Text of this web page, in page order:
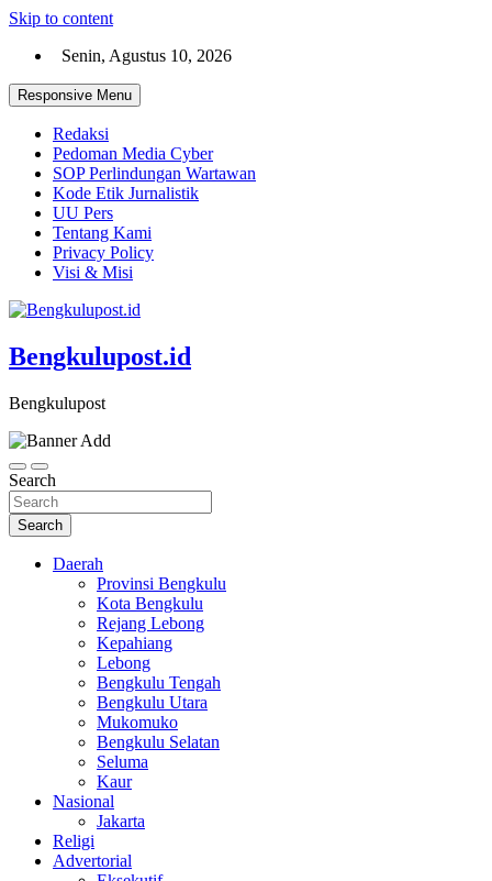
Skip to content
Senin, Agustus 10, 2026
Responsive Menu
Redaksi
Pedoman Media Cyber
SOP Perlindungan Wartawan
Kode Etik Jurnalistik
UU Pers
Tentang Kami
Privacy Policy
Visi & Misi
Bengkulupost.id
Bengkulupost
Search
Search
Daerah
Provinsi Bengkulu
Kota Bengkulu
Rejang Lebong
Kepahiang
Lebong
Bengkulu Tengah
Bengkulu Utara
Mukomuko
Bengkulu Selatan
Seluma
Kaur
Nasional
Jakarta
Religi
Advertorial